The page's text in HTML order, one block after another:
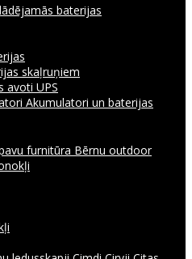
baterijas
skaļruņiem
avoti UPS
Akumulatori un baterijas
furnitūra Bērnu outdoor